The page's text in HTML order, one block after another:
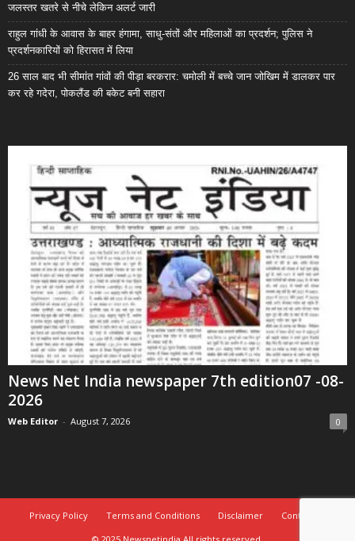
जलस्तर खतरे से नीचे लेकिन अलर्ट जारी
राहुल गांधी के आवास के बाहर हंगामा, साधु-संतों और महिलाओं का प्रदर्शन; पुलिस ने
प्रदर्शनकारियों को हिरासत में लिया
26 साल बाद भी सीमांत गांवों की पीड़ा बरकरार: चमोली में बच्चे जान जोखिम में डालकर पार
कर रहे गदेरा, पोकलैंड की बकेट बनी सहारा
News Net India newspaper 7th edition07 -08-
2026
Web Editor - August 7, 2026 0
Privacy Policy Terms and Conditions Disclaimer
Contact Us